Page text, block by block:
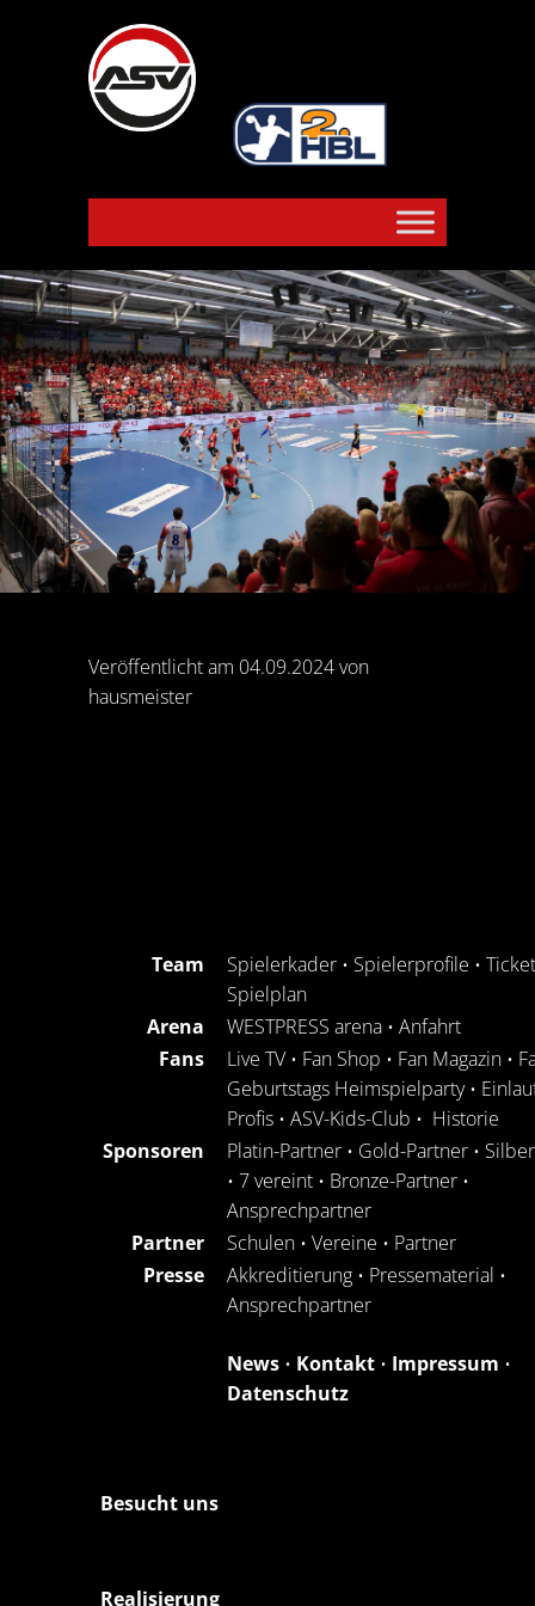
Veröffentlicht am 04.09.2024 von
hausmeister
Team Spielerkader • Spielerprofile •
Spielplan
Arena
WESTPRESS arena • Anfahrt
Fans
Live TV • Fan Shop • Fan Magazin •
Geburtstags Heimspielparty•
Profis • ASV-Kids-Club • Historie
Sponsoren
Platin-Partner • Gold-Partner •
• 7 vereint • Bronze-Partner •
Ansprechpartner
Partner
Schulen • Vereine • Partner
Presse
Akkreditierung • Pressematerial •
Ansprechpartner
News • Kontakt • Impressum •
Datenschutz
Besucht uns
Realisierung